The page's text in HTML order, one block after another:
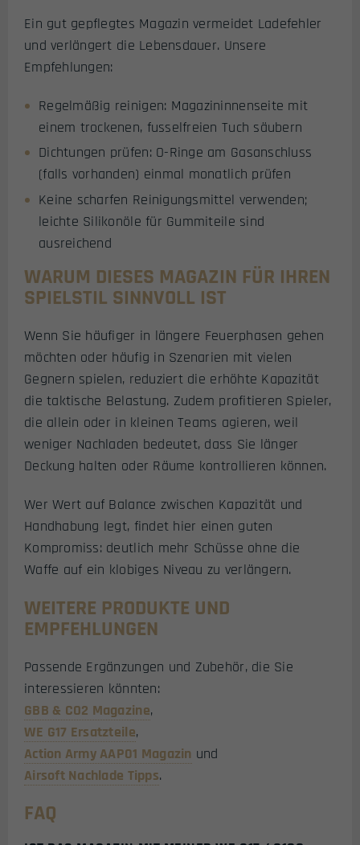
Ein gut gepflegtes Magazin vermeidet Ladefehler
und verlängert die Lebensdauer. Unsere
Empfehlungen:
Regelmäßig reinigen: Magazininnenseite mit
einem trockenen, fusselfreien Tuch säubern
Dichtungen prüfen: O-Ringe am Gasanschluss
(falls vorhanden) einmal monatlich prüfen
Keine scharfen Reinigungsmittel verwenden;
leichte Silikonöle für Gummiteile sind
ausreichend
WARUM DIESES MAGAZIN FÜR IHREN
SPIELSTIL SINNVOLL IST
Wenn Sie häufiger in längere Feuerphasen gehen
möchten oder häufig in Szenarien mit vielen
Gegnern spielen, reduziert die erhöhte Kapazität
die taktische Belastung. Zudem profitieren Spieler,
die allein oder in kleinen Teams agieren, weil
weniger Nachladen bedeutet, dass Sie länger
Deckung halten oder Räume kontrollieren können.
Wer Wert auf Balance zwischen Kapazität und
Handhabung legt, findet hier einen guten
Kompromiss: deutlich mehr Schüsse ohne die
Waffe auf ein klobiges Niveau zu verlängern.
WEITERE PRODUKTE UND
EMPFEHLUNGEN
Passende Ergänzungen und Zubehör, die Sie
interessieren könnten:
GBB & CO2 Magazine,
WE G17 Ersatzteile,
Action Army AAP01 Magazin und
Airsoft Nachlade Tipps.
FAQ